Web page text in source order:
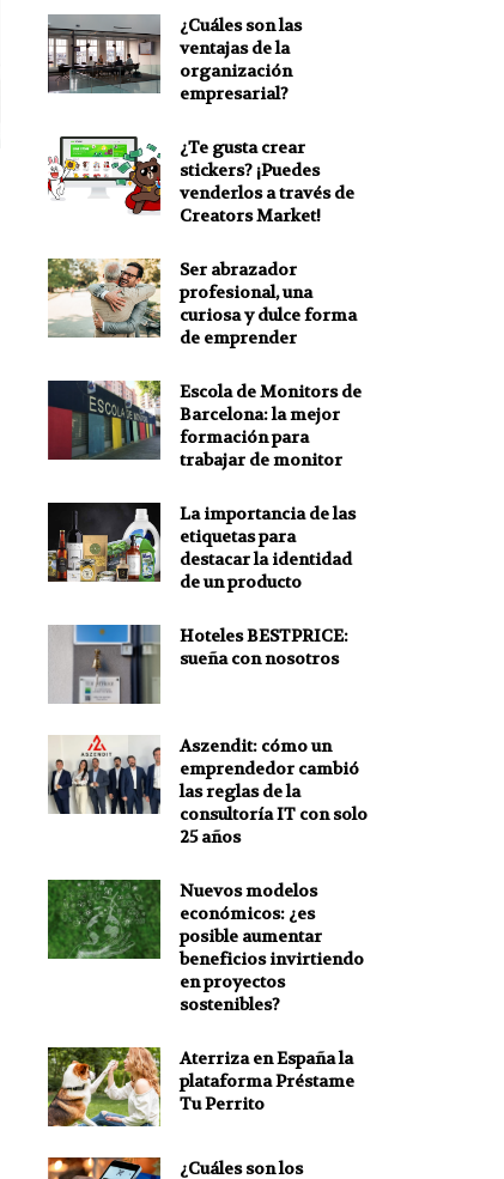
¿Cuáles son las
ventajas de la
organización
empresarial?
¿Te gusta crear
stickers? ¡Puedes
venderlos a través de
Creators Market!
Ser abrazador
profesional, una
curiosa y dulce forma
de emprender
Escola de Monitors de
Barcelona: la mejor
formación para
trabajar de monitor
La importancia de las
etiquetas para
destacar la identidad
de un producto
Hoteles BESTPRICE:
sueña con nosotros
Aszendit: cómo un
emprendedor cambió
las reglas de la
consultoría IT con solo
25 años
Nuevos modelos
económicos: ¿es
posible aumentar
beneficios invirtiendo
en proyectos
sostenibles?
Aterriza en España la
plataforma Préstame
Tu Perrito
¿Cuáles son los